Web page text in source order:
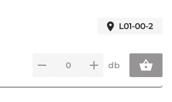
L01-00-2
db